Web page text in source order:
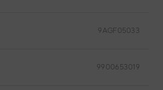
9AGF05033
9900653019